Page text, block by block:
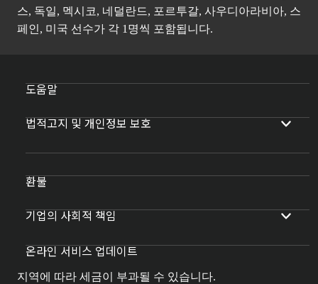
스, 독일, 멕시코, 네덜란드, 포르투갈, 사우디아라비아, 스
페인, 미국 선수가 각 1명씩 포함됩니다.
도움말
법적고지 및 개인정보 보호
환불
기업의 사회적 책임
온라인 서비스 업데이트
지역에 따라 세금이 부과될 수 있습니다.